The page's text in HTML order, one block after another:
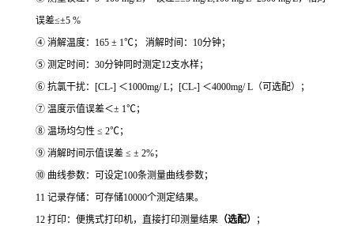
误差≤±5 %
④ 消解温度：165 ± 1℃； 消解时间：10分钟；
⑤ 测定时间：30分钟同时测定12支水样；
⑥ 抗氯干扰：[CL-] ＜1000mg/ L；[CL-] ＜4000mg/ L（可选配）；
⑦ 温度示值误差＜± 1℃；
⑧ 温场均匀性 ≤ 2℃；
⑨ 消解时间示值误差 ≤ ± 2%；
⑩ 曲线参数：可设定100条测量曲线参数；
11 记录存储：可存储10000个测定结果。
12 打印：便携式打印机，直接打印测量结果 （选配）
；